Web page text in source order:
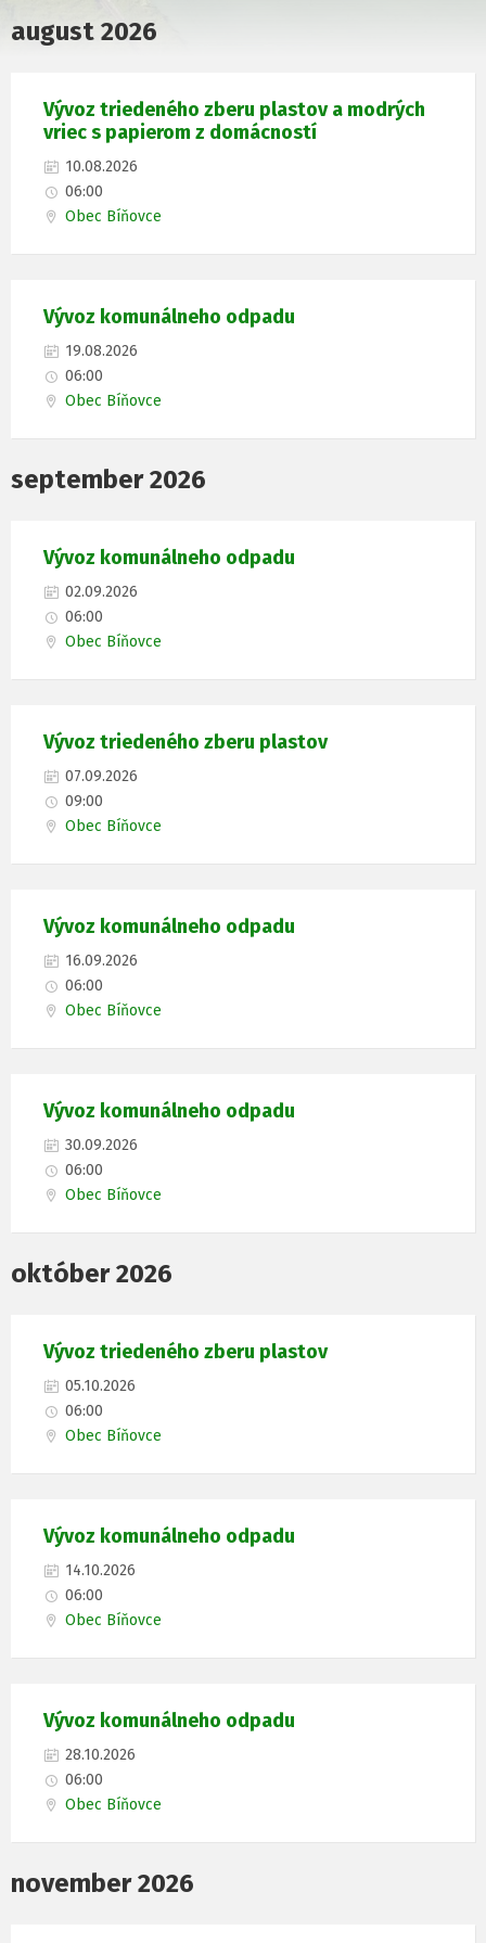
august 2026
Vývoz triedeného zberu plastov a modrých
vriec s papierom z domácností
10.08.2026
06:00
Obec Bíňovce
Vývoz komunálneho odpadu
19.08.2026
06:00
Obec Bíňovce
september 2026
Vývoz komunálneho odpadu
02.09.2026
06:00
Obec Bíňovce
Vývoz triedeného zberu plastov
07.09.2026
09:00
Obec Bíňovce
Vývoz komunálneho odpadu
16.09.2026
06:00
Obec Bíňovce
Vývoz komunálneho odpadu
30.09.2026
06:00
Obec Bíňovce
október 2026
Vývoz triedeného zberu plastov
05.10.2026
06:00
Obec Bíňovce
Vývoz komunálneho odpadu
14.10.2026
06:00
Obec Bíňovce
Vývoz komunálneho odpadu
28.10.2026
06:00
Obec Bíňovce
november 2026